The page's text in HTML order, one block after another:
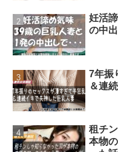
妊活
の中
7年振
＆連
租チ
本物